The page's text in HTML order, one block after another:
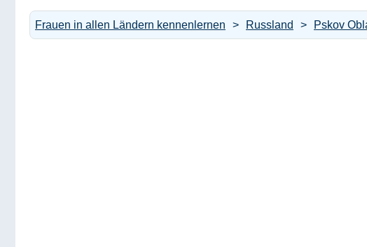
Frauen in allen Ländern kennenlernen Russland Pskov